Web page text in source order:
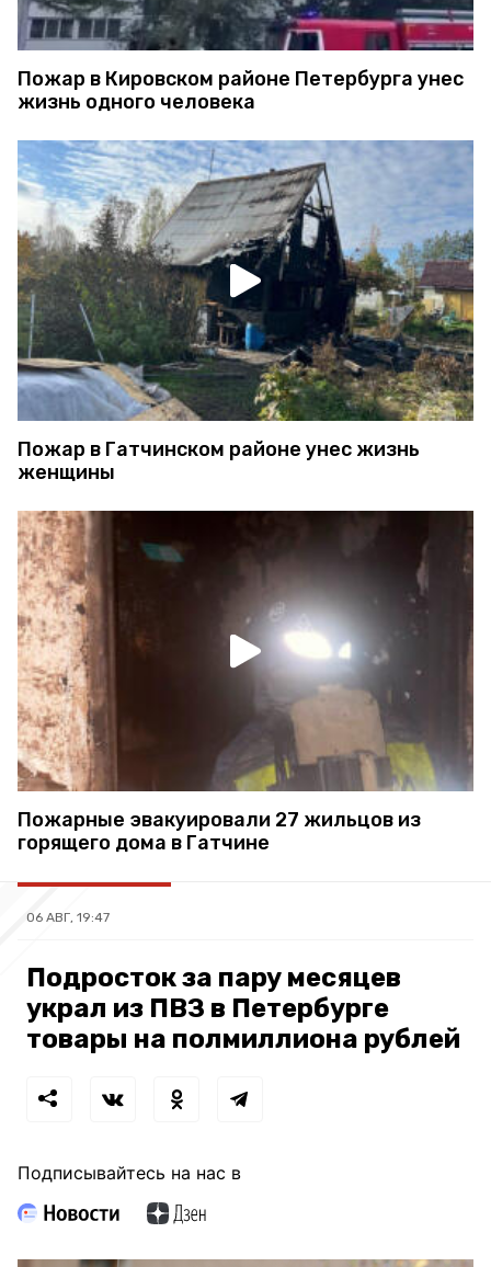
Пожар в Кировском районе Петербурга унес
жизнь одного человека
Пожар в Гатчинском районе унес жизнь
женщины
Пожарные эвакуировали 27 жильцов из
горящего дома в Гатчине
06 АВГ, 19:47
Подросток за пару месяцев
украл из ПВЗ в Петербурге
товары на полмиллиона рублей
Подписывайтесь на нас в